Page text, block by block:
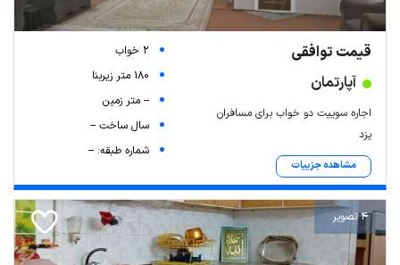
قیمت توافقی
آپارتمان
اجاره سوییت دو خواب برای مسافران
یزد
مشاهده جزییات
2 خواب
180 متر زیربنا
-- متر زمین
سال ساخت --
شماره طبقه: --
4 تصویر